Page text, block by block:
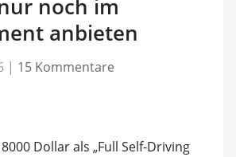
noch im
anbieten
| 15 Kommentare
Dollar als „Full Self-Driving